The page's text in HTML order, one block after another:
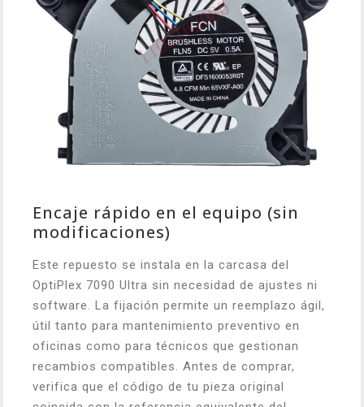
Encaje rápido en el equipo (sin
modificaciones)
Este repuesto se instala en la carcasa del
OptiPlex 7090 Ultra sin necesidad de ajustes ni
software. La fijación permite un reemplazo ágil,
útil tanto para mantenimiento preventivo en
oficinas como para técnicos que gestionan
recambios compatibles. Antes de comprar,
verifica que el código de tu pieza original